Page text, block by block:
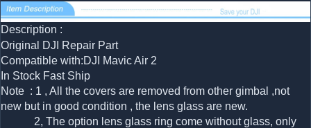
Description :
Original DJI Repair Part
Compatible with:DJI Mavic Air 2
In Stock Fast Ship
Note : 1 , All the covers are removed from other gimbal ,not
new but in good condition , the lens glass are new.
2, The option lens glass ring come without glass, only